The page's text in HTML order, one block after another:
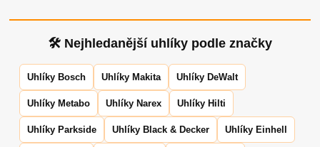
🛠 Nejhledanější uhlíky podle značky
Uhlíky Bosch Uhlíky Makita Uhlíky DeWalt
Uhlíky Metabo Uhlíky Narex Uhlíky Hilti
Uhlíky Parkside Uhlíky Black & Decker Uhlíky Einhell